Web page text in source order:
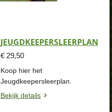
JEUGDKEEPERSLEERPLAN
€ 29,50
Koop hier het
Jeugdkeepersleerplan.
Bekijk details